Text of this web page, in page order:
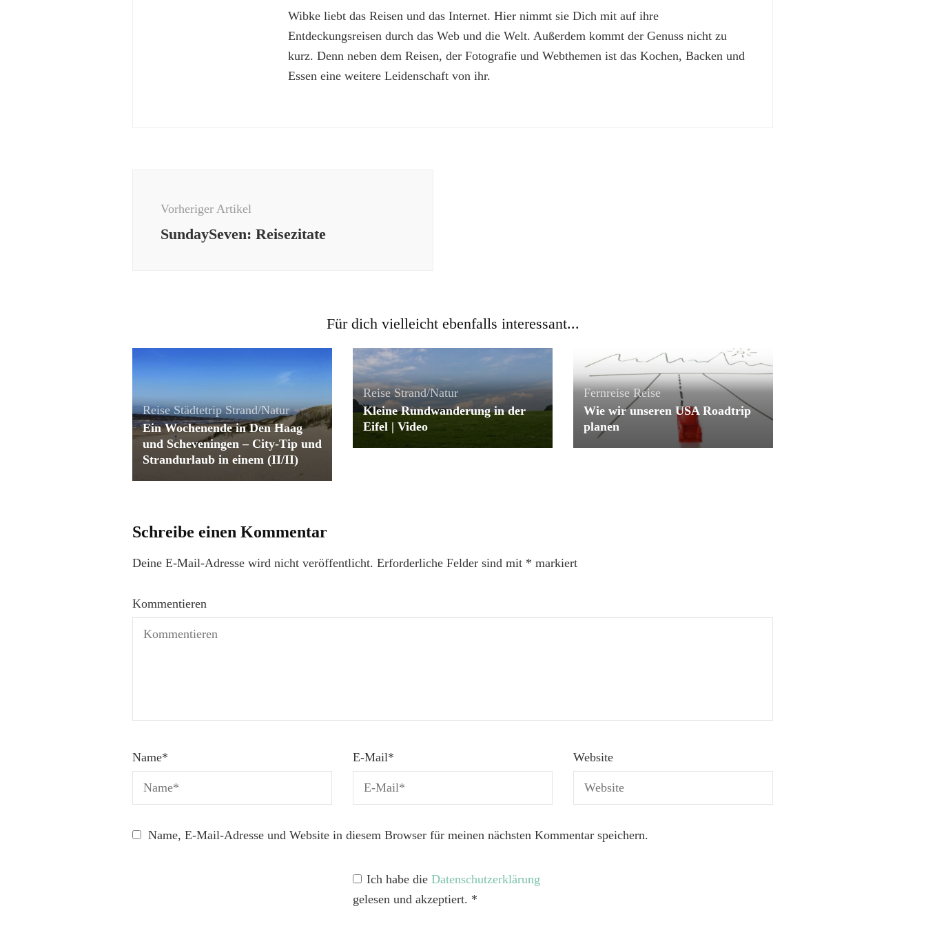
Wibke liebt das Reisen und das Internet. Hier nimmt sie Dich mit auf ihre
Entdeckungsreisen durch das Web und die Welt. Außerdem kommt der Genuss nicht zu
kurz. Denn neben dem Reisen, der Fotografie und Webthemen ist das Kochen, Backen und
Essen eine weitere Leidenschaft von ihr.
Vorheriger Artikel
SundaySeven: Reisezitate
Für dich vielleicht ebenfalls interessant...
Reise Städtetrip Strand/Natur
Ein Wochenende in Den Haag
und Scheveningen – City-Tip und
Strandurlaub in einem (II/II)
Reise Strand/Natur
Kleine Rundwanderung in der
Eifel | Video
Fernreise Reise
Wie wir unseren USA Roadtrip
planen
Schreibe einen Kommentar
Deine E-Mail-Adresse wird nicht veröffentlicht. Erforderliche Felder sind mit * markiert
Kommentieren
Name* E-Mail* Website
Name, E-Mail-Adresse und Website in diesem Browser für meinen nächsten Kommentar speichern.
Ich habe die Datenschutzerklärung
gelesen und akzeptiert. *